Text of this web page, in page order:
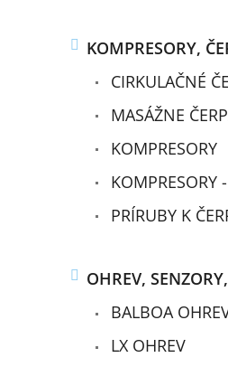
KOMPRESORY,
CIRKULAČNÉ
MASÁŽNE
KOMPRESORY
KOMPRESORY
PRÍRUBY K
OHREV,
BALBOA
LX OHREV